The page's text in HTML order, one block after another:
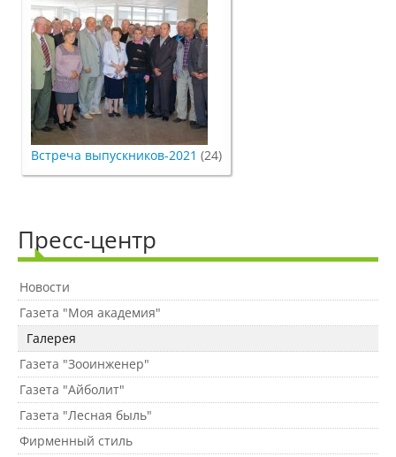
Выпускники факультета
Направления подготовки
Научные разработки
Список публикаций
Информационные системы
Инженерный факультет
Кафедры ИФ
Встреча выпускников-2021 (24)
Пресс-центр
Новости
Газета "Моя академия"
Галерея
Газета "Зооинженер"
Газета "Айболит"
Газета "Лесная быль"
Фирменный стиль